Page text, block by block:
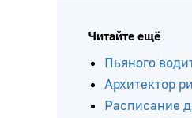
Читайте ещё
Пьяного
Архитектор
Расписание